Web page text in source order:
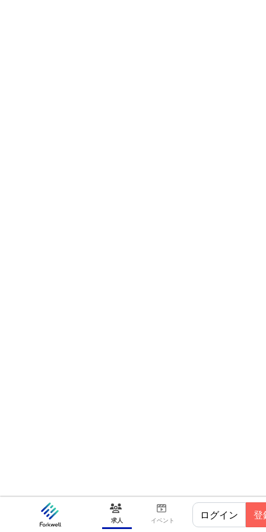
求人 イベント ログイン 登